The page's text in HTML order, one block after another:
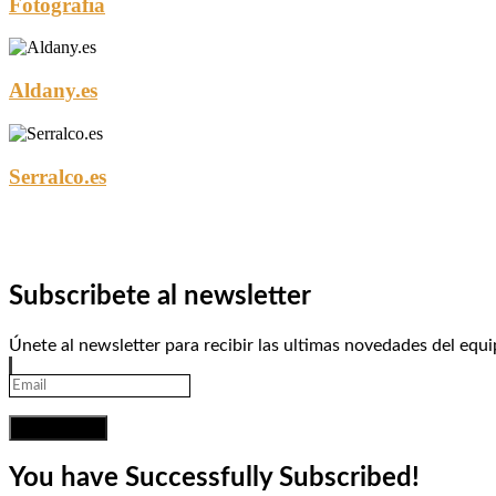
Fotografia
Aldany.es
Serralco.es
Subscribete al newsletter
Únete al newsletter para recibir las ultimas novedades del
You have Successfully Subscribed!